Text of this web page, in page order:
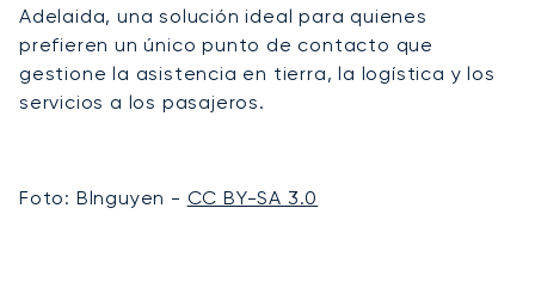
Adelaida, una solución ideal para quienes
prefieren un único punto de contacto que
gestione la asistencia en tierra, la logística y los
servicios a los pasajeros.
Foto: Blnguyen - CC BY-SA 3.0